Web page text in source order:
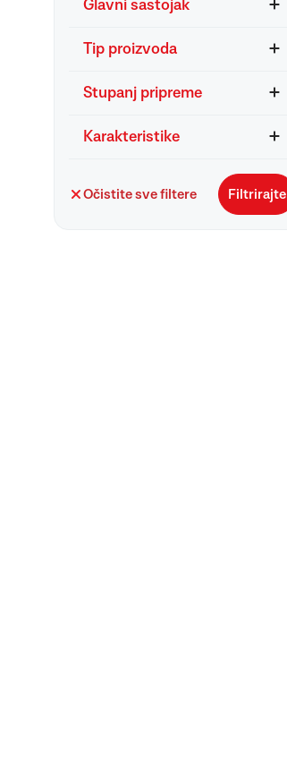
Glavni sastojak
Tip proizvoda
Stupanj pripreme
Karakteristike
Očistite sve filtere Filtrirajte